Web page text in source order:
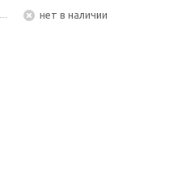
Нет в наличии